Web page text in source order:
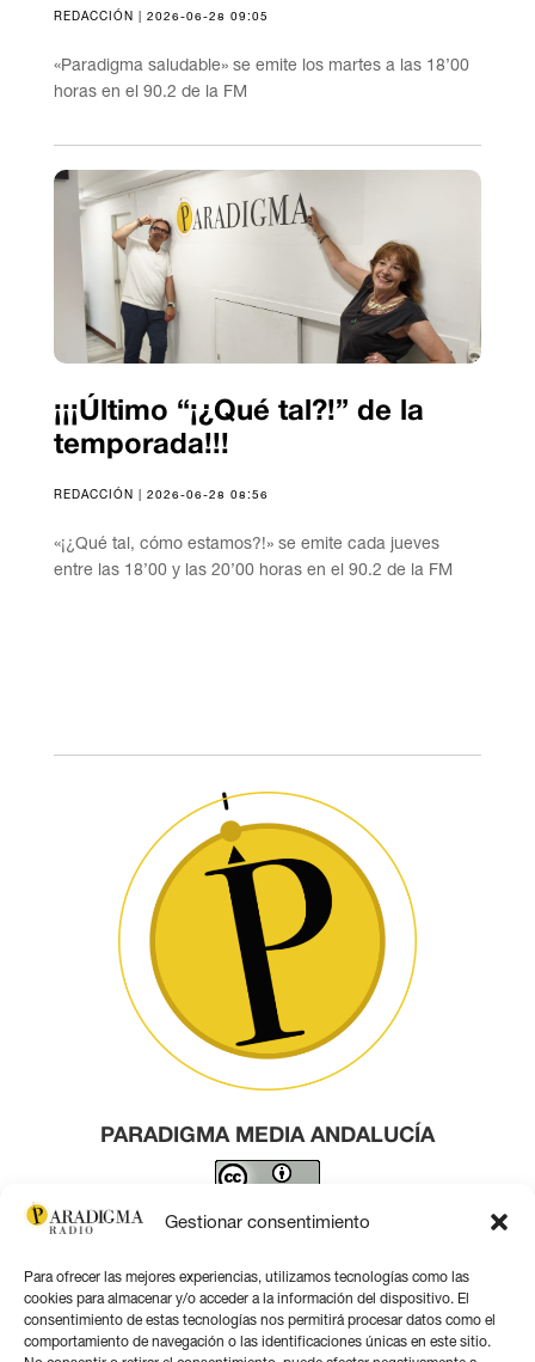
Gestionar consentimiento
Para ofrecer las mejores experiencias, utilizamos tecnologías como las
cookies para almacenar y/o acceder a la información del dispositivo. El
consentimiento de estas tecnologías nos permitirá procesar datos como el
comportamiento de navegación o las identificaciones únicas en este sitio.
REDACCIÓN | 2026-06-28 09:05
«Paradigma saludable» se emite los martes a las 18’00
horas en el 90.2 de la FM
¡¡¡Último “¡¿Qué tal?!” de la
temporada!!!
REDACCIÓN | 2026-06-28 08:56
«¡¿Qué tal, cómo estamos?!» se emite cada jueves
entre las 18’00 y las 20’00 horas en el 90.2 de la FM
PARADIGMA MEDIA ANDALUCÍA
Este obra está bajo una licencia de Creative Commons
Contacto por correo